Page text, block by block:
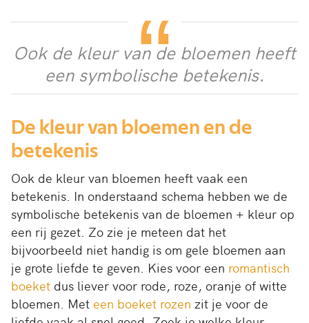
Ook de kleur van de bloemen heeft
een symbolische betekenis.
De kleur van bloemen en de
betekenis
Ook de kleur van bloemen heeft vaak een
betekenis. In onderstaand schema hebben we de
symbolische betekenis van de bloemen + kleur op
een rij gezet. Zo zie je meteen dat het
bijvoorbeeld niet handig is om gele bloemen aan
je grote liefde te geven. Kies voor een romantisch
boeket dus liever voor rode, roze, oranje of witte
bloemen. Met een boeket rozen zit je voor de